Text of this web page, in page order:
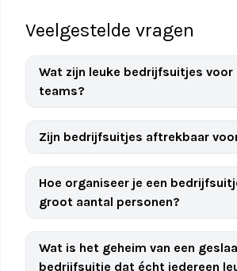
Veelgestelde vragen
Wat zijn leuke bedrijfsuitjes
teams?
Zijn bedrijfsuitjes aftrekbaar
Hoe organiseer je een
groot aantal personen?
Wat is het geheim van een
bedrijfsuitje dat écht iedereen